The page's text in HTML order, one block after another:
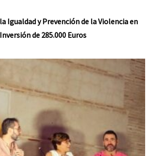
Igualdad y Prevención de la Violencia en
de 285.000 Euros